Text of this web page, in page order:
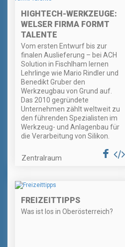
HIGHTECH-WERKZEUGE:
WELSER FIRMA FORMT
TALENTE
Vom ersten Entwurf bis zur
finalen Auslieferung – bei ACH
Solution in Fischlham lernen
Lehrlinge wie Mario Rindler und
Benedikt Gruber den
Werkzeugbau von Grund auf.
Das 2010 gegründete
Unternehmen zählt weltweit zu
den führenden Spezialisten im
Werkzeug- und Anlagenbau für
die Verarbeitung von Silikon.
Zentralraum
FREIZEITTIPPS
Was ist los in Oberösterreich?